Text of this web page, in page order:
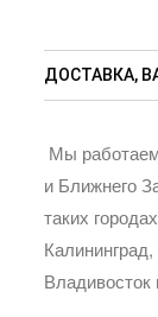
ДОСТАВКА,
Мы
и Ближнего
таких
Владивосток